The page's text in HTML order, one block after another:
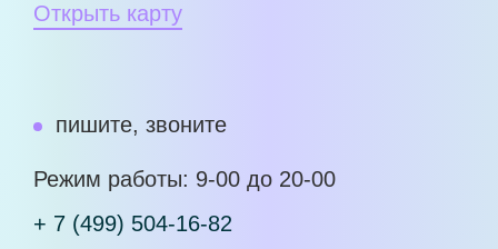
Открыть карту
пишите, звоните
Режим работы: 9-00 до 20-00
+ 7 (499) 504-16-82